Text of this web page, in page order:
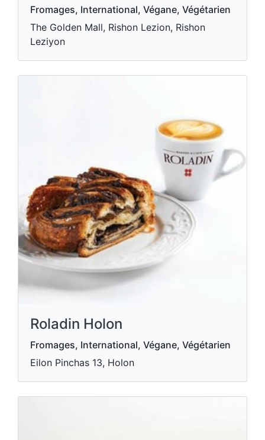
Fromages, International, Végane, Végétarien
The Golden Mall, Rishon Lezion, Rishon
Leziyon
Roladin Holon
Fromages, International, Végane, Végétarien
Eilon Pinchas 13, Holon